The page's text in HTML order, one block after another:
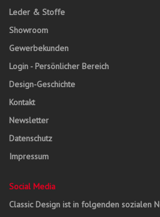
Leder & Stoffe
Showroom
Gewerbekunden
Login - Persönlicher Bereich
Design-Geschichte
Kontakt
Newsletter
Datenschutz
Impressum
Social Media
Classic Design ist in folgenden sozialen